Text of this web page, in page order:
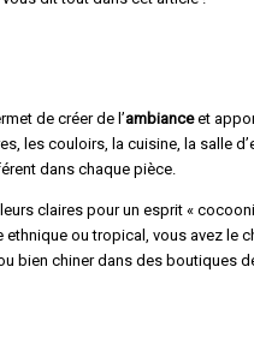
de créer de l’ambianceet
les couloirs, la cuisine, la salle
dans chaque pièce.
claires pour un esprit «
ou tropical, vous avez le
bien chiner dans des boutiques